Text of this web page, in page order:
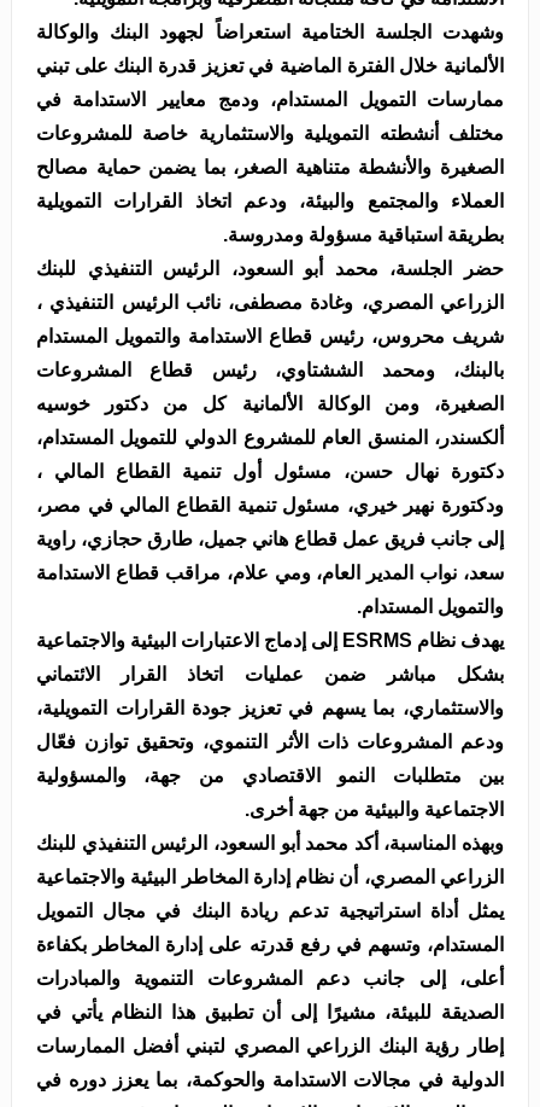
وشهدت الجلسة الختامية استعراضاً لجهود البنك والوكالة
الألمانية خلال الفترة الماضية في تعزيز قدرة البنك على تبني
ممارسات التمويل المستدام، ودمج معايير الاستدامة في
مختلف أنشطته التمويلية والاستثمارية خاصة للمشروعات
الصغيرة والأنشطة متناهية الصغر، بما يضمن حماية مصالح
العملاء والمجتمع والبيئة، ودعم اتخاذ القرارات التمويلية
بطريقة استباقية مسؤولة ومدروسة.
حضر الجلسة، محمد أبو السعود، الرئيس التنفيذي للبنك
الزراعي المصري، وغادة مصطفى، نائب الرئيس التنفيذي ،
شريف محروس، رئيس قطاع الاستدامة والتمويل المستدام
بالبنك، ومحمد الششتاوي، رئيس قطاع المشروعات
الصغيرة، ومن الوكالة الألمانية كل من دكتور خوسيه
ألكسندر، المنسق العام للمشروع الدولي للتمويل المستدام،
دكتورة نهال حسن، مسئول أول تنمية القطاع المالي ،
ودكتورة نهير خيري، مسئول تنمية القطاع المالي في مصر،
إلى جانب فريق عمل قطاع هاني جميل، طارق حجازي، راوية
سعد، نواب المدير العام، ومي علام، مراقب قطاع الاستدامة
والتمويل المستدام.
يهدف نظام ESRMS إلى إدماج الاعتبارات البيئية والاجتماعية
بشكل مباشر ضمن عمليات اتخاذ القرار الائتماني
والاستثماري، بما يسهم في تعزيز جودة القرارات التمويلية،
ودعم المشروعات ذات الأثر التنموي، وتحقيق توازن فعّال
بين متطلبات النمو الاقتصادي من جهة، والمسؤولية
الاجتماعية والبيئية من جهة أخرى.
وبهذه المناسبة، أكد محمد أبو السعود، الرئيس التنفيذي للبنك
الزراعي المصري، أن نظام إدارة المخاطر البيئية والاجتماعية
يمثل أداة استراتيجية تدعم ريادة البنك في مجال التمويل
المستدام، وتسهم في رفع قدرته على إدارة المخاطر بكفاءة
أعلى، إلى جانب دعم المشروعات التنموية والمبادرات
الصديقة للبيئة، مشيرًا إلى أن تطبيق هذا النظام يأتي في
إطار رؤية البنك الزراعي المصري لتبني أفضل الممارسات
الدولية في مجالات الاستدامة والحوكمة، بما يعزز دوره في